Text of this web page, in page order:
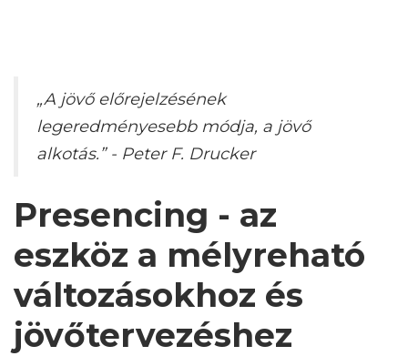
„A jövő előrejelzésének
legeredményesebb módja, a jövő
alkotás.” - Peter F. Drucker
Presencing - az
eszköz a mélyreható
változásokhoz és
jövőtervezéshez